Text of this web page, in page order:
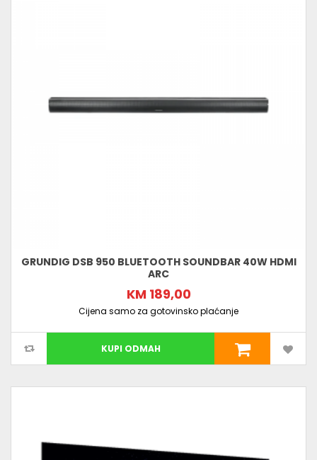
GRUNDIG DSB 950 BLUETOOTH SOUNDBAR 40W HDMI
ARC
KM 189,00
Cijena samo za gotovinsko plaćanje
KUPI ODMAH